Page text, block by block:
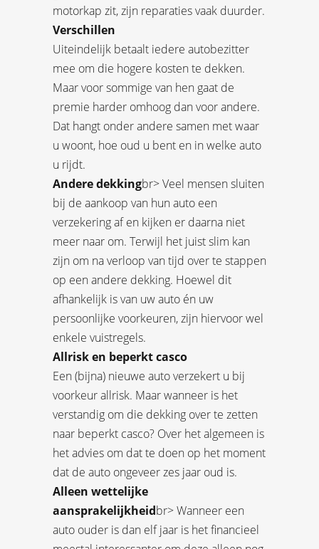
motorkap zit, zijn reparaties vaak duurder.
Verschillen
Uiteindelijk betaalt iedere autobezitter
mee om die hogere kosten te dekken.
Maar voor sommige van hen gaat de
premie harder omhoog dan voor andere.
Dat hangt onder andere samen met waar
u woont, hoe oud u bent en in welke auto
u rijdt.
Andere dekkingbr> Veel mensen sluiten
bij de aankoop van hun auto een
verzekering af en kijken er daarna niet
meer naar om. Terwijl het juist slim kan
zijn om na verloop van tijd over te stappen
op een andere dekking. Hoewel dit
afhankelijk is van uw auto én uw
persoonlijke voorkeuren, zijn hiervoor wel
enkele vuistregels.
Allrisk en beperkt casco
Een (bijna) nieuwe auto verzekert u bij
voorkeur allrisk. Maar wanneer is het
verstandig om die dekking over te zetten
naar beperkt casco? Over het algemeen is
het advies om dat te doen op het moment
dat de auto ongeveer zes jaar oud is.
Alleen wettelijke
aansprakelijkheidbr> Wanneer een
auto ouder is dan elf jaar is het financieel